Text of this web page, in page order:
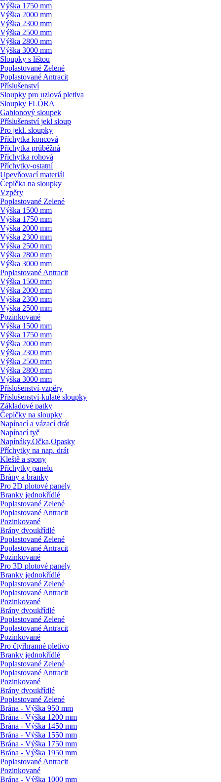
Výška 1750 mm
Výška 2000 mm
Výška 2300 mm
Výška 2500 mm
Výška 2800 mm
Výška 3000 mm
Sloupky s lištou
Poplastované Zelené
Poplastované Antracit
Příslušenství
Sloupky pro uzlová pletiva
Sloupky FLÓRA
Gabionový sloupek
Příslušenství jekl sloup
Pro jekl. sloupky
Příchytka koncová
Příchytka průběžná
Příchytka rohová
Příchytky-ostatní
Upevňovací materiál
Čepička na sloupky
Vzpěry
Poplastované Zelené
Výška 1500 mm
Výška 1750 mm
Výška 2000 mm
Výška 2300 mm
Výška 2500 mm
Výška 2800 mm
Výška 3000 mm
Poplastované Antracit
Výška 1500 mm
Výška 2000 mm
Výška 2300 mm
Výška 2500 mm
Pozinkované
Výška 1500 mm
Výška 1750 mm
Výška 2000 mm
Výška 2300 mm
Výška 2500 mm
Výška 2800 mm
Výška 3000 mm
Příslušenství-vzpěry
Příslušenství-kulaté sloupky
Základové patky
Čepičky na sloupky
Napínací a vázací drát
Napínací tyč
Napínáky,Očka,Opasky
Příchytky na nap. drát
Kleště a spony
Příchytky panelu
Brány a branky
Pro 2D plotové panely
Branky jednokřídlé
Poplastované Zelené
Poplastované Antracit
Pozinkované
Brány dvoukřídlé
Poplastované Zelené
Poplastované Antracit
Pozinkované
Pro 3D plotové panely
Branky jednokřídlé
Poplastované Zelené
Poplastované Antracit
Pozinkované
Brány dvoukřídlé
Poplastované Zelené
Poplastované Antracit
Pozinkované
Pro čtyřhranné pletivo
Branky jednokřídlé
Poplastované Zelené
Poplastované Antracit
Pozinkované
Brány dvoukřídlé
Poplastované Zelené
Brána - Výška 950 mm
Brána - Výška 1200 mm
Brána - Výška 1450 mm
Brána - Výška 1550 mm
Brána - Výška 1750 mm
Brána - Výška 1950 mm
Poplastované Antracit
Pozinkované
Brána - Výška 1000 mm